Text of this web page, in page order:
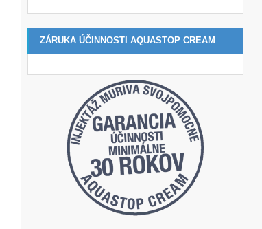
ZÁRUKA ÚČINNOSTI AQUASTOP CREAM